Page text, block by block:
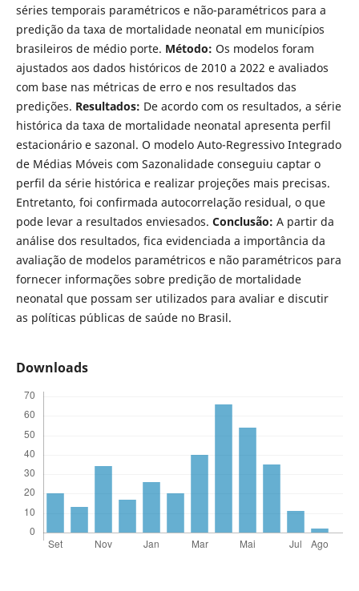
séries temporais paramétricos e não-paramétricos para a
predição da taxa de mortalidade neonatal em municípios
brasileiros de médio porte. Método: Os modelos foram
ajustados aos dados históricos de 2010 a 2022 e avaliados
com base nas métricas de erro e nos resultados das
predições. Resultados: De acordo com os resultados, a série
histórica da taxa de mortalidade neonatal apresenta perfil
estacionário e sazonal. O modelo Auto-Regressivo Integrado
de Médias Móveis com Sazonalidade conseguiu captar o
perfil da série histórica e realizar projeções mais precisas.
Entretanto, foi confirmada autocorrelação residual, o que
pode levar a resultados enviesados. Conclusão: A partir da
análise dos resultados, fica evidenciada a importância da
avaliação de modelos paramétricos e não paramétricos para
fornecer informações sobre predição de mortalidade
neonatal que possam ser utilizados para avaliar e discutir
as políticas públicas de saúde no Brasil.
Downloads